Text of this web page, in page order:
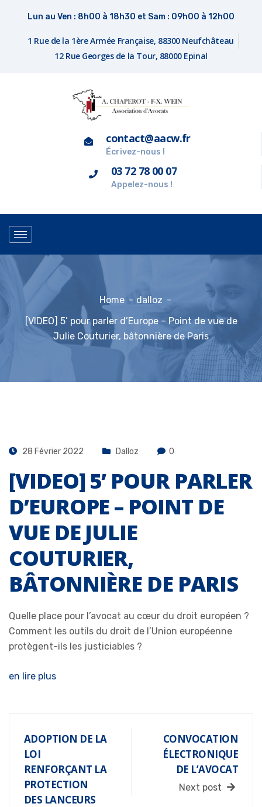
Lun au Ven : 8h00 à 18h30 et Sam : 09h00 à 12h00
1 Rue de la 1ère Armée Française, 88300 Neufchâteau
12 Rue Georges de la Tour, 88000 Epinal
contact@aacw.fr
Écrivez-nous !
03 72 78 00 07
Appelez-nous !
Home
dalloz
[VIDEO] 5’ pour parler d’Europe – Point de vue de
Julie Couturier, bâtonnière de Paris
28 Février 2022 Dalloz 0
[VIDEO] 5’ POUR PARLER
D’EUROPE – POINT DE
VUE DE JULIE
COUTURIER,
BÂTONNIÈRE DE PARIS
Quelle place pour l’avocat au cœur du droit européen ?
Comment les outils du droit de l’Union européenne
protègent-ils les justiciables ?
en lire plus
ADOPTION DE LA
LOI
RENFORÇANT LA
PROTECTION
DES LANCEURS
CONVOCATION
ÉLECTRONIQUE
DE L’AVOCAT
Next post